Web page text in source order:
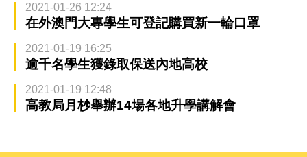
2021-01-26 12:24
在外澳門大專學生可登記購買新一輪口罩
2021-01-19 16:25
逾千名學生獲錄取保送內地高校
2021-01-19 12:48
高教局月杪舉辦14場各地升學講解會